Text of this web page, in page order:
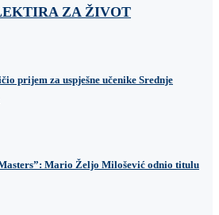
ZA ŽIVOT
prijem za uspješne učenike Srednje
Mario Željo Milošević odnio titulu